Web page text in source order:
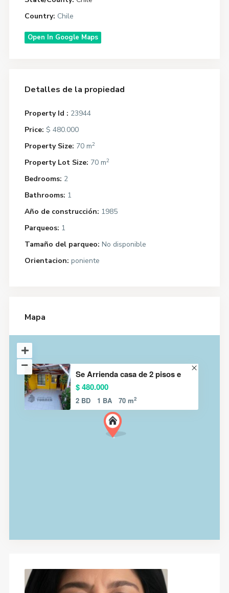
Country: Chile
Open In Google Maps
Detalles de la propiedad
Property Id : 23944
Price: $ 480.000
Property Size: 70 m2
Property Lot Size: 70 m2
Bedrooms: 2
Bathrooms: 1
Año de construcción: 1985
Parqueos: 1
Tamaño del parqueo: No disponible
Orientacion: poniente
Mapa
Se Arrienda casa de 2 pisos e
$ 480.000
2 BD 1 BA 70 m2